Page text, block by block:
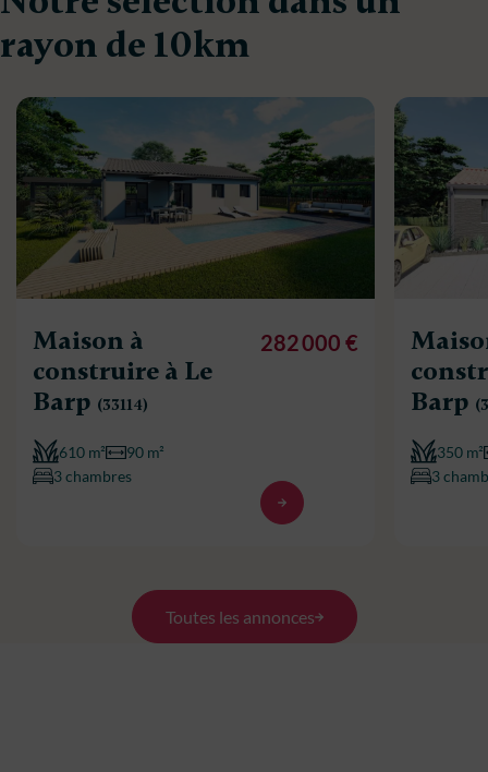
rayon de 10km
Maison à
construire à Le
Barp (33114)
610 m²
90 m²
3 chambres
282 000 €
Barp
350 m²
3
Toutes les annonces